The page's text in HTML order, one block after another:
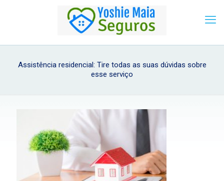
Assistência residencial: Tire todas as suas dúvidas sobre
esse serviço